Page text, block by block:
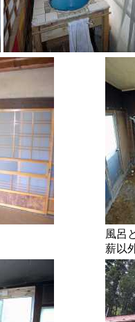
風呂
薪以